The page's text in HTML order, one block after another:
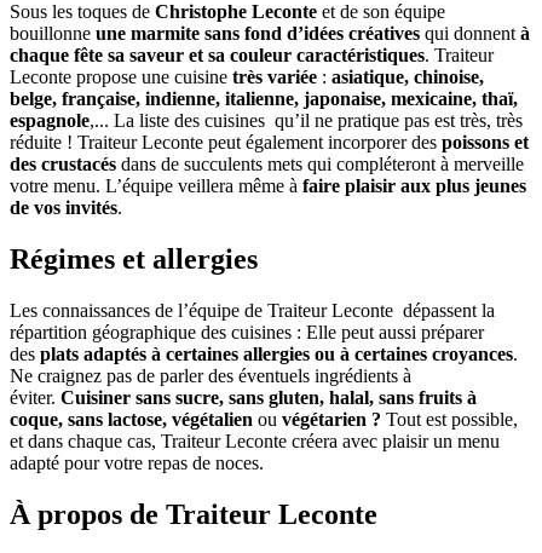
Sous les toques de Christophe Leconte et de son équipe
bouillonne une marmite sans fond d’idées créatives qui donnent à
chaque fête sa saveur et sa couleur caractéristiques. Traiteur
Leconte propose une cuisine très variée : asiatique, chinoise,
belge, française, indienne, italienne, japonaise, mexicaine, thaï,
espagnole,... La liste des cuisines qu’il ne pratique pas est très, très
réduite ! Traiteur Leconte peut également incorporer des poissons et
des crustacés dans de succulents mets qui compléteront à merveille
votre menu. L’équipe veillera même à faire plaisir aux plus jeunes
de vos invités.
Régimes et allergies
Les connaissances de l’équipe de Traiteur Leconte dépassent la
répartition géographique des cuisines : Elle peut aussi préparer
des plats adaptés à certaines allergies ou à certaines croyances.
Ne craignez pas de parler des éventuels ingrédients à
éviter. Cuisiner sans sucre, sans gluten, halal, sans fruits à
coque, sans lactose, végétalien ou végétarien ? Tout est possible,
et dans chaque cas, Traiteur Leconte créera avec plaisir un menu
adapté pour votre repas de noces.
À propos de Traiteur Leconte